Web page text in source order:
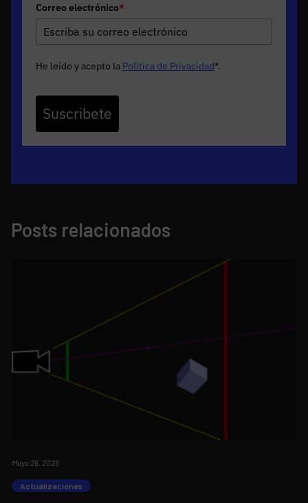
Correo electrónico*
He leído y acepto la Política de Privacidad*.
Suscribete
Posts relacionados
Mayo 26, 2026
Actualizaciones